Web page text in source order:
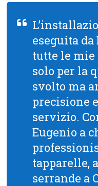
eseguita
tutte le mie
solo per la
svolto ma
precisione
servizio.
Eugenio a
tapparelle,
serrande a